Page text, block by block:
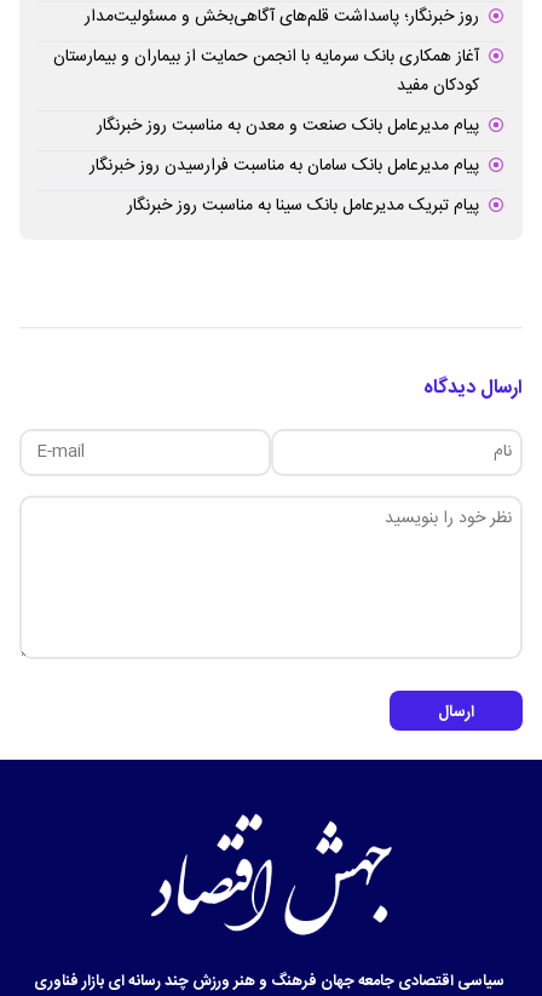
روز خبرنگار؛ پاسداشت قلم‌های آگاهی‌بخش و مسئولیت‌مدار
آغاز همکاری بانک سرمایه با انجمن حمایت از بیماران و بیمارستان
کودکان مفید
پیام مدیرعامل بانک صنعت و معدن به مناسبت روز خبرنگار
پیام مدیرعامل بانک سامان به مناسبت فرارسیدن روز خبرنگار
پیام تبریک مدیرعامل بانک سینا به مناسبت روز خبرنگار
ارسال دیدگاه
ارسال
سیاسیاقتصادیجامعهجهان فرهنگ و هنرورزشچند رسانه ایبازارفناوری